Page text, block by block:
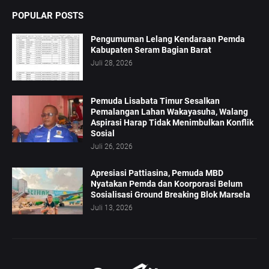
POPULAR POSTS
Pengumuman Lelang Kendaraan Pemda
Kabupaten Seram Bagian Barat
Juli 28, 2026
Pemuda Lisabata Timur Sesalkan
Pemalangan Lahan Wakayasuha, Walang
Aspirasi Harap Tidak Menimbulkan Konflik
Sosial
Juli 26, 2026
Apresiasi Pattiasina, Pemuda MBD
Nyatakan Pemda dan Koorporasi Belum
Sosialisasi Ground Breaking Blok Marsela
Juli 13, 2026